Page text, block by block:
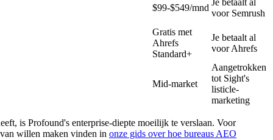
$99-$549/mnd
Je betaalt al
voor Semrush
Gratis met
Ahrefs
Standard+
Je betaalt al
voor Ahrefs
Mid-market
Aangetrokken
tot Sight's
listicle-
marketing
is Profound's enterprise-diepte moeilijk te verslaan. Voor
willen maken vinden in onze gids over hoe bureaus AEO